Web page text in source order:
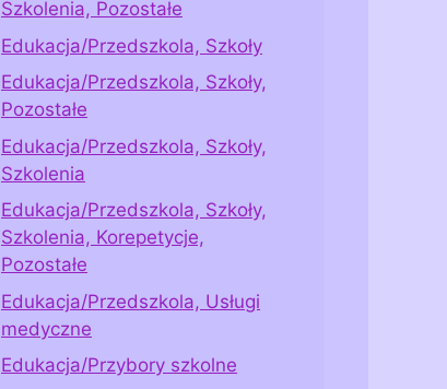
Szkolenia, Pozostałe
Edukacja/Przedszkola, Szkoły
Edukacja/Przedszkola, Szkoły,
Pozostałe
Edukacja/Przedszkola, Szkoły,
Szkolenia
Edukacja/Przedszkola, Szkoły,
Szkolenia, Korepetycje,
Pozostałe
Edukacja/Przedszkola, Usługi
medyczne
Edukacja/Przybory szkolne